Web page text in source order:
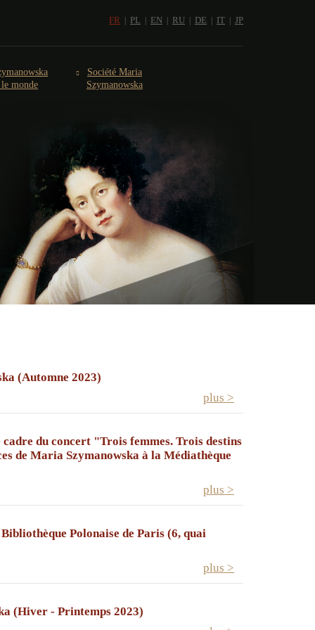
FR PL EN RU DE IT JP
monde
Société Maria
Szymanowska
(Automne 2023)
plus >
du concert "Trois femmes. Trois destins
de Maria Szymanowska à la Médiathèque
plus >
Polonaise de Paris (6, quai
plus >
(Hiver - Printemps 2023)